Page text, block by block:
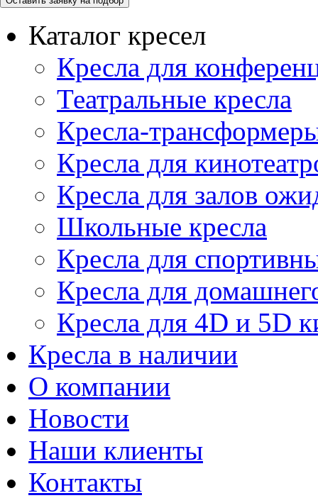
Каталог кресел
Кресла для
Театральные кресла
Кресла-
Кресла для
Кресла для залов
Школьные кресла
Кресла для
Кресла для
Кресла для 4D и 5D
Кресла в наличии
О компании
Новости
Наши клиенты
Контакты